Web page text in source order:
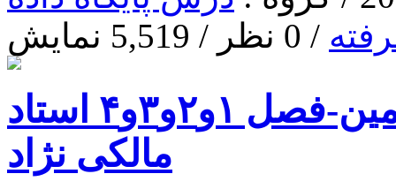
/ 0 نظر / 5,519 نمایش
دانلود جزوه نرم افزار مطمین-فصل ۱و۲و۳و۴ استاد
مالکی نژاد